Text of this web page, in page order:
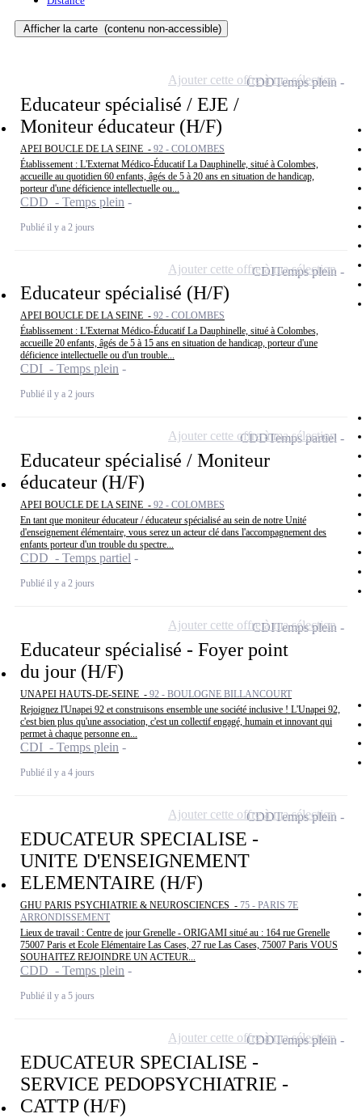
Afficher la carte (contenu non-accessible)
Educateur spécialisé / EJE /
Moniteur éducateur (H/F)
APEI BOUCLE DE LA SEINE - 92 - COLOMBES
Établissement : L'Externat Médico-Éducatif La Dauphinelle, situé à Colombes,
accueille au quotidien 60 enfants, âgés de 5 à 20 ans en situation de handicap,
porteur d'une déficience intellectuelle ou...
CDD - Temps plein
Publié il y a 2 jours
CDDTemps plein
Ajouter cette offre à ma sélection
Educateur spécialisé (H/F)
APEI BOUCLE DE LA SEINE - 92 - COLOMBES
Établissement : L'Externat Médico-Éducatif La Dauphinelle, situé à Colombes,
accueille 20 enfants, âgés de 5 à 15 ans en situation de handicap, porteur d'une
déficience intellectuelle ou d'un trouble...
CDI - Temps plein
Publié il y a 2 jours
CDITemps plein
Ajouter cette offre à ma sélection
Educateur spécialisé / Moniteur
éducateur (H/F)
APEI BOUCLE DE LA SEINE - 92 - COLOMBES
En tant que moniteur éducateur / éducateur spécialisé au sein de notre Unité
d'enseignement élémentaire, vous serez un acteur clé dans l'accompagnement des
enfants porteur d'un trouble du spectre...
CDD - Temps partiel
Publié il y a 2 jours
CDDTemps partiel
Ajouter cette offre à ma sélection
Educateur spécialisé - Foyer point
du jour (H/F)
UNAPEI HAUTS-DE-SEINE - 92 - BOULOGNE BILLANCOURT
Rejoignez l'Unapei 92 et construisons ensemble une société inclusive ! L'Unapei 92,
c'est bien plus qu'une association, c'est un collectif engagé, humain et innovant qui
permet à chaque personne en...
CDI - Temps plein
Publié il y a 4 jours
CDITemps plein
Ajouter cette offre à ma sélection
EDUCATEUR SPECIALISE -
UNITE D'ENSEIGNEMENT
ELEMENTAIRE (H/F)
GHU PARIS PSYCHIATRIE & NEUROSCIENCES - 75 - PARIS 7E
ARRONDISSEMENT
Lieux de travail : Centre de jour Grenelle - ORIGAMI situé au : 164 rue Grenelle
75007 Paris et Ecole Elémentaire Las Cases, 27 rue Las Cases, 75007 Paris VOUS
SOUHAITEZ REJOINDRE UN ACTEUR...
CDD - Temps plein
Publié il y a 5 jours
CDDTemps plein
Ajouter cette offre à ma sélection
EDUCATEUR SPECIALISE -
SERVICE PEDOPSYCHIATRIE -
CATTP (H/F)
CDDTemps plein
Ajouter cette offre à ma sélection